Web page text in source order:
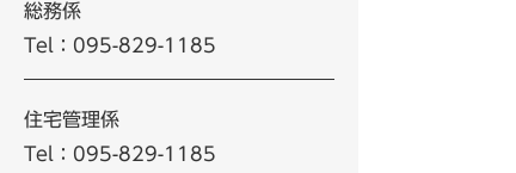
総務係
Tel：095-829-1185
住宅管理係
Tel：095-829-1185